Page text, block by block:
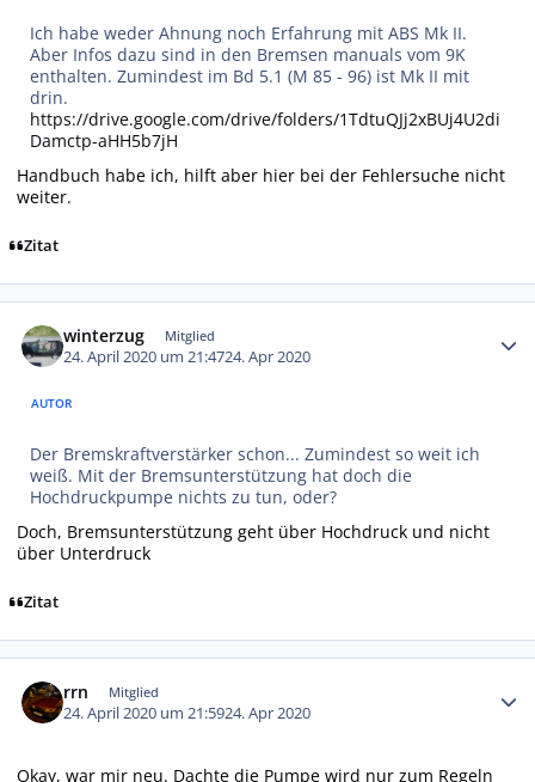
Ich habe weder Ahnung noch Erfahrung mit ABS Mk II.
Aber Infos dazu sind in den Bremsen manuals vom 9K
enthalten. Zumindest im Bd 5.1 (M 85 - 96) ist Mk II mit
drin.
https://drive.google.com/drive/folders/1TdtuQJj2xBUj4U2di
Damctp-aHH5b7jH
Handbuch habe ich, hilft aber hier bei der Fehlersuche nicht
weiter.
Zitat
winterzug Mitglied
24. April 2020 um 21:4724. Apr 2020
AUTOR
Der Bremskraftverstärker schon... Zumindest so weit ich
weiß. Mit der Bremsunterstützung hat doch die
Hochdruckpumpe nichts zu tun, oder?
Doch, Bremsunterstützung geht über Hochdruck und nicht
über Unterdruck
Zitat
rrn Mitglied
24. April 2020 um 21:5924. Apr 2020
Okay, war mir neu. Dachte die Pumpe wird nur zum Regeln